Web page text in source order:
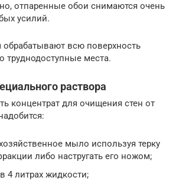
отпаренные обои снимаются очень
усилий.
обрабатывают всю поверхность
труднодоступные места.
раствора
концентрат для очищения стен от
мыло используя терку
либо настругать его ножом;
4 литрах жидкости;